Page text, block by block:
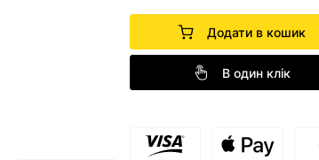
Додати в кошик
В один клік